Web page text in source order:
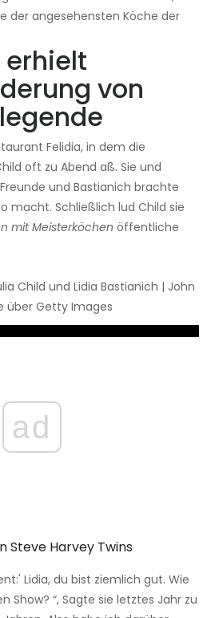
der angesehensten Köche der
von
Felidia, in dem die
oft zu Abend aß. Sie und
und Bastianich brachte
macht. Schließlich lud Child sie
mit Meisterköchen öffentliche
Child und Lidia Bastianich | John
über Getty Images
ad
Steve Harvey Twins
Lidia, du bist ziemlich gut. Wie
Show? “, Sagte sie letztes Jahr zu